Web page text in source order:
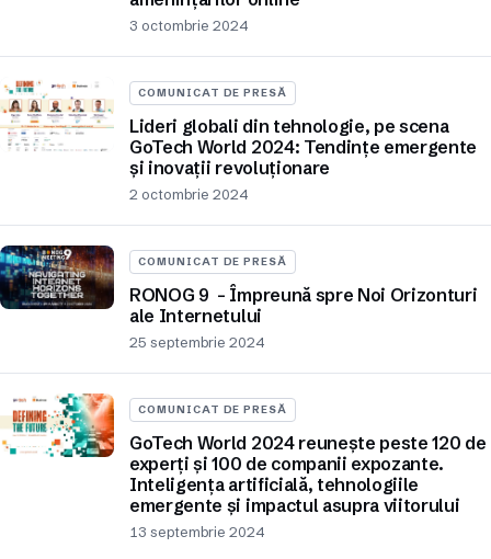
3 octombrie 2024
COMUNICAT DE PRESĂ
Lideri globali din tehnologie, pe scena
GoTech World 2024: Tendințe emergente
și inovații revoluționare
2 octombrie 2024
COMUNICAT DE PRESĂ
RONOG 9 – Împreună spre Noi Orizonturi
ale Internetului
25 septembrie 2024
COMUNICAT DE PRESĂ
GoTech World 2024 reunește peste 120 de
experți și 100 de companii expozante.
Inteligența artificială, tehnologiile
emergente și impactul asupra viitorului
13 septembrie 2024